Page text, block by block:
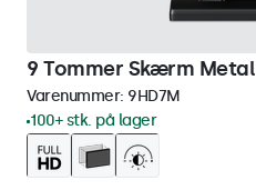
9 Tommer Skærm Metal
Varenummer: 9HD7M
100+ stk. på lager